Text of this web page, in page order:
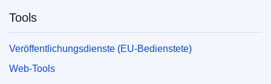
Tools
Veröffentlichungsdienste (EU-Bedienstete)
Web-Tools